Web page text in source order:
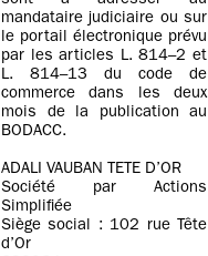
mandataire judiciaire ou sur
le portail électronique prévu
par les articles L. 814–2 et
L. 814–13 du code de
commerce dans les deux
mois de la publication au
BODACC.
ADALI VAUBAN TETE D’OR
Société par Actions
Simplifiée
Siège social : 102 rue Tête
d’Or